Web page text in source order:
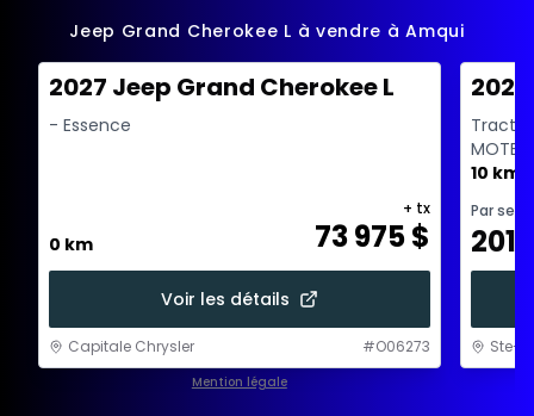
Jeep Grand Cherokee L à vendre à Amqui
2027 Jeep Grand Cherokee L
- Essence
0 km 73 975$
+ tx
Voir les détails
Capitale Chrysler #O06273
Mention légale
A/ARR-
10 km
Par
201
Ste-